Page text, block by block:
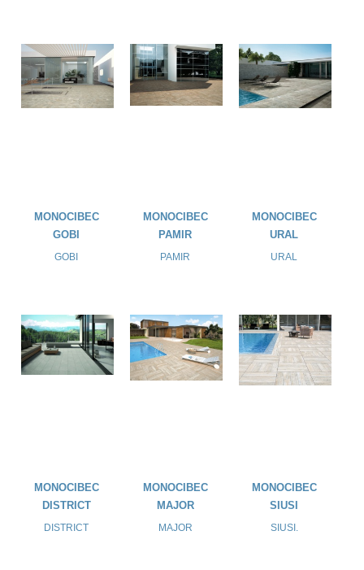
MONOCIBEC
GOBI
GOBI
MONOCIBEC
PAMIR
PAMIR
MONOCIBEC
URAL
URAL
MONOCIBEC
DISTRICT
DISTRICT
MONOCIBEC
MAJOR
MAJOR
MONOCIBEC
SIUSI
SIUSI.